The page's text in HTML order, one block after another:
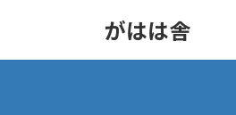
がはは舎